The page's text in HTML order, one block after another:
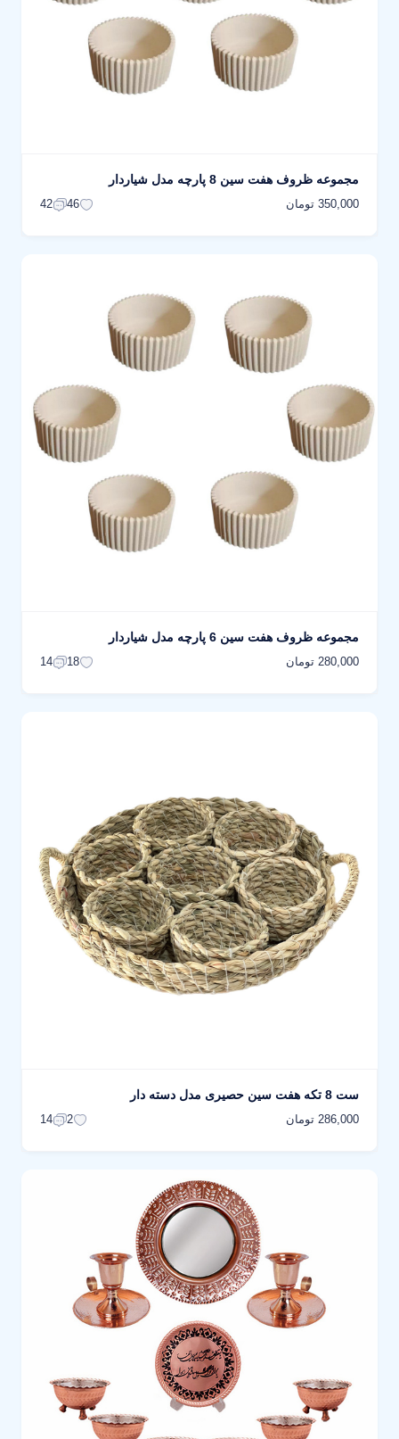
مجموعه ظروف هفت سین 8 پارچه مدل شیاردار
350,000 تومان 46
42
مجموعه ظروف هفت سین 6 پارچه مدل شیاردار
280,000 تومان 18
14
ست 8 تکه هفت سین حصیری مدل دسته دار
286,000 تومان 2
14